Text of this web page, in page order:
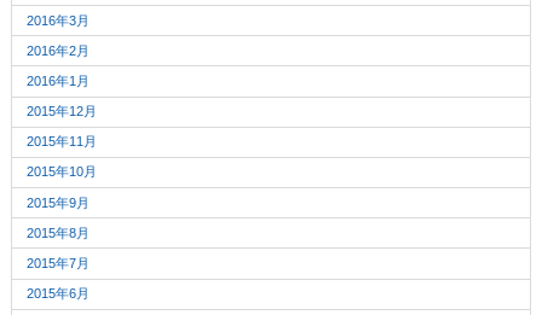
2016年3月
2016年2月
2016年1月
2015年12月
2015年11月
2015年10月
2015年9月
2015年8月
2015年7月
2015年6月